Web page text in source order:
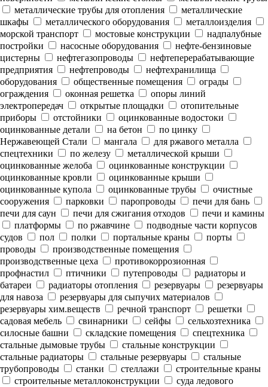
металлические трубы для отопления
металлические
шкафы
металлического оборудования
металлоизделия
морской транспорт
мостовые конструкции
надпалубные
постройки
насосные оборудования
нефте-бензиновые
цистерны
нефтегазопроводы
нефтеперерабатывающие
предприятия
нефтепроводы
нефтехранилища
оборудования
общественные помещения
ограды
ограждения
оконная решетка
опоры линий
электропередач
открытые площадки
отопительные
приборы
отстойники
оцинкованные водостоки
оцинкованные детали
на бетон
по цинку
Нержавеющей Стали
мангала
для ржавого металла
спецтехники
по железу
металлической крыши
оцинкованные желоба
оцинкованные конструкции
оцинкованные кровли
оцинкованные крыши
оцинкованные купола
оцинкованные трубы
очистные
сооружения
парковки паропроводы
печи для бань
печи для саун
печи для сжигания отходов
печи и камины
платформы
по ржавчине
подводные части корпусов
судов
пол полки портальные краны
порты
проводы
производственные помещения
производственные цеха
противокоррозионная
профнастил
птичники путепроводы
радиаторы и
батареи
радиаторы отопления резервуары
резервуары
для навоза
резервуары для сыпучих материалов
резервуары хим.веществ
речной транспорт
решетки
садовая мебель
свинарники сейфы
сельхозтехника
силосные башни
складские помещения
спецтехника
стальные дымовые трубы
стальные конструкции
стальные радиаторы
стальные резервуары
стальные
трубопроводы
станки стеллажи
строительные краны
строительные металлоконструкции
суда ледового